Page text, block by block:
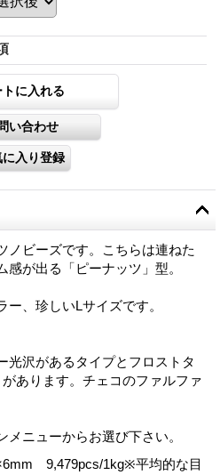
ノビーズです。こちらは連ねた
が出る「ピーナッツ」型。
、珍しいLサイズです。
光沢があるタイプとフロストタ
あります。チェコのファルファ
ニューからお選び下さい。
9,479pcs/1kg※平均的な目